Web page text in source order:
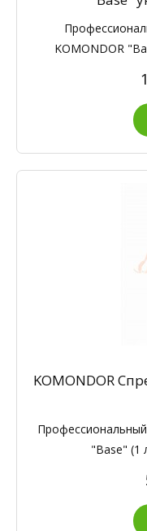
KOMONDOR
KOMONDOR
"Base" (1